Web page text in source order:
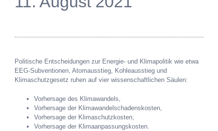
Politische Entscheidungen zur Energie- und Klimapolitik wie etwa
EEG-Subventionen, Atomausstieg, Kohleausstieg und
Klimaschutzgesetz ruhen auf vier wissenschaftlichen Säulen:
Vorhersage des Klimawandels,
Vorhersage der Klimawandelschadenskosten,
Vorhersage der Klimaschutzkosten,
Vorhersage der Klimaanpassungskosten.